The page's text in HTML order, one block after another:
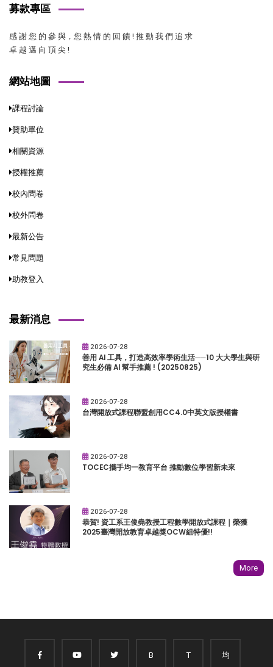
募款專區
感 謝 您 的 參 與，您 熱 情 的 回 饋 ! 推 動 我 們 追 求
卓 越 邁 向 頂 尖 !
網站地圖
課程討論
贊助單位
相關資源
授權推薦
校內問卷
校外問卷
最新公告
常見問題
助教登入
最新消息
2026-07-28
善用 AI 工具，打造高效率學術生活──10 大大學生與研
究生必備 AI 幫手推薦 ! (20250825)
2026-07-28
台灣開放式課程聯盟創用CC4.0中英文版授權書
2026-07-28
TOCEC攜手均一教育平台 推動數位學習新未來
2026-07-28
恭賀! 資工系王俊堯教授工程數學開放式課程｜榮獲
2025臺灣開放教育卓越獎OCW組特優!!
More
B T 均